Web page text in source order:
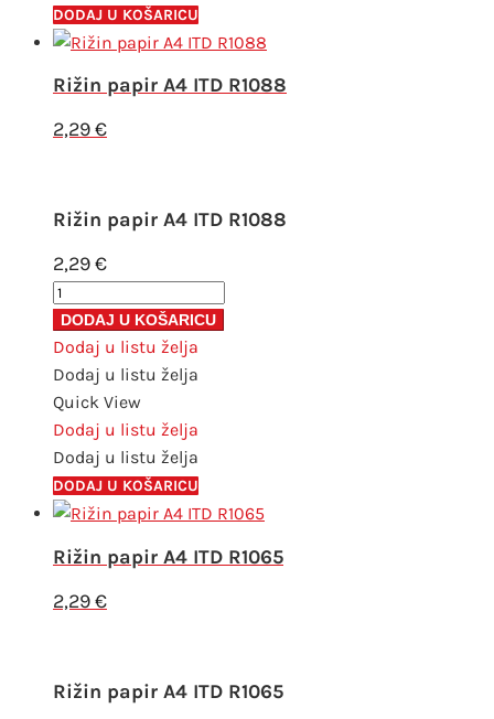
DODAJ U KOŠARICU
Rižin papir A4 ITD R1088
2,29€
Rižin papir A4 ITD R1088
2,29€
Rižin
papir
A4
ITD
R1088
količina
DODAJ U KOŠARICU
Dodaj u listu želja
Dodaj u listu želja
Quick View
Dodaj u listu želja
Dodaj u listu želja
DODAJ U KOŠARICU
Rižin papir A4 ITD R1065
2,29€
Rižin papir A4 ITD R1065